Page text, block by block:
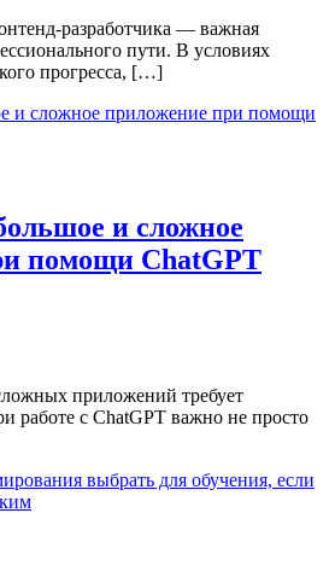
разработчика — важная
пути. В условиях
прогресса, […]
и сложное
помощи ChatGPT
приложений требует
работе с ChatGPT важно не просто